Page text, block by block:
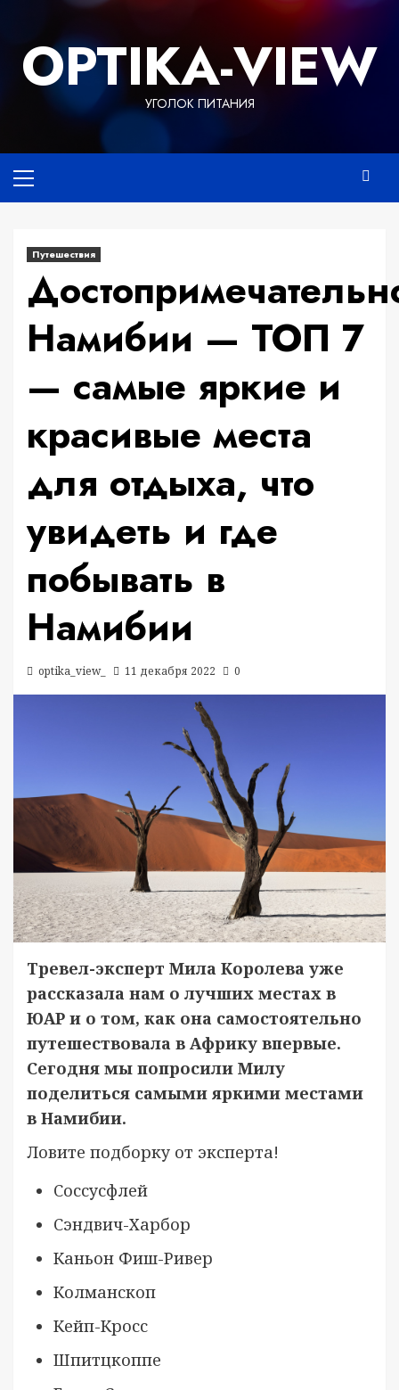
содержимому
OPTIKA-VIEW
УГОЛОК ПИТАНИЯ
меню
Путешествия
Намибии — ТОП 7
— самые яркие и
красивые места
для отдыха, что
увидеть и где
побывать в
Намибии
optika_view_ 11 декабря 2022 0
Тревел-эксперт Мила Королева уже
рассказала нам о лучших местах в
ЮАР и о том, как она самостоятельно
путешествовала в Африку впервые.
Сегодня мы попросили Милу
поделиться самыми яркими местами
в Намибии.
Ловите подборку от эксперта!
Соссусфлей
Сэндвич-Харбор
Каньон Фиш-Ривер
Колманскоп
Кейп-Кросс
Шпитцкоппе